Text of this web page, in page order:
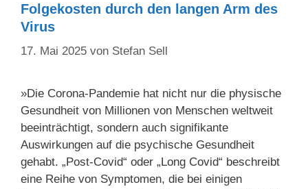
Folgekosten durch den langen Arm des
Virus
17. Mai 2025 von Stefan Sell
»Die Corona-Pandemie hat nicht nur die physische
Gesundheit von Millionen von Menschen weltweit
beeinträchtigt, sondern auch signifikante
Auswirkungen auf die psychische Gesundheit
gehabt. „Post-Covid“ oder „Long Covid“ beschreibt
eine Reihe von Symptomen, die bei einigen